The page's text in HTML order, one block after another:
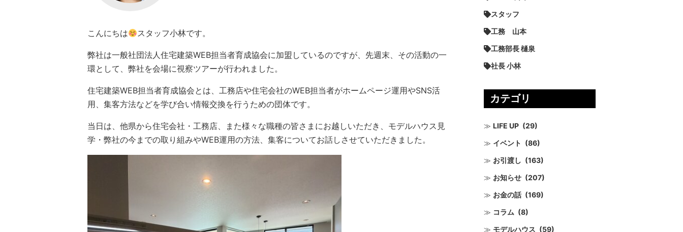
こんにちは スタッフ小林です。
弊社は一般社団法人住宅建築WEB担当者育成協会に加盟しているのですが、先週末、その活動の一
環として、弊社を会場に視察ツアーが行われました。
住宅建築WEB担当者育成協会とは、工務店や住宅会社のWEB担当者がホームページ運用やSNS活
用、集客方法などを学び合い情報交換を行うための団体です。
当日は、他県から住宅会社・工務店、また様々な職種の皆さまにお越しいただき、モデルハウス見
学・弊社の今までの取り組みやWEB運用の方法、集客についてお話しさせていただきました。
スタッフ
工務 山本
工務部長 樋泉
社長 小林
カテゴリ
LIFE UP (29)
イベント (86)
お引渡し (163)
お知らせ (207)
お金の話 (169)
コラム (8)
モデルハウス (59)